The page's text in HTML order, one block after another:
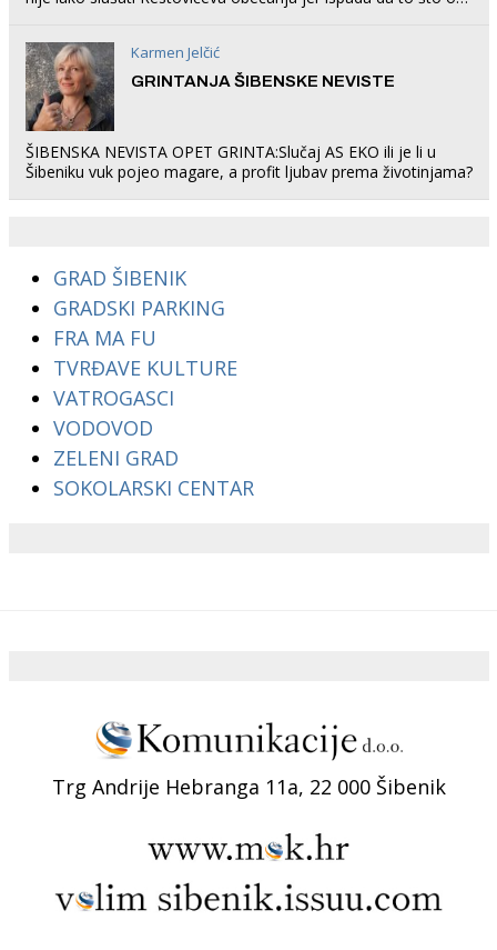
Karmen Jelčić
GRINTANJA ŠIBENSKE NEVISTE
ŠIBENSKA NEVISTA OPET GRINTA:Slučaj AS EKO ili je li u
Šibeniku vuk pojeo magare, a profit ljubav prema životinjama?
GRAD ŠIBENIK
GRADSKI PARKING
FRA MA FU
TVRĐAVE KULTURE
VATROGASCI
VODOVOD
ZELENI GRAD
SOKOLARSKI CENTAR
Trg Andrije Hebranga 11a, 22 000 Šibenik